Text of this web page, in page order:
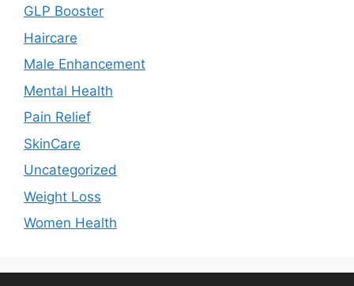
GLP Booster
Haircare
Male Enhancement
Mental Health
Pain Relief
SkinCare
Uncategorized
Weight Loss
Women Health